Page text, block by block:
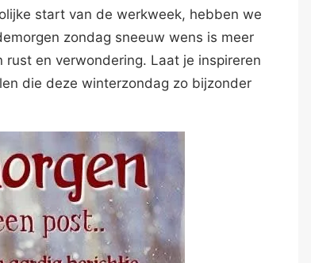
start van de werkweek, hebben we
zondag sneeuw wens is meer
en verwondering. Laat je inspireren
die deze winterzondag zo bijzonder